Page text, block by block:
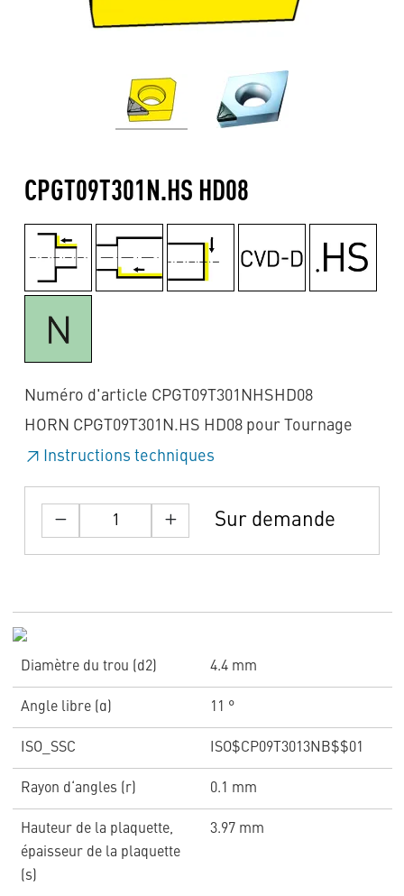
CPGT09T301N.HS HD08
Numéro d'article CPGT09T301NHSHD08
HORN CPGT09T301N.HS HD08 pour Tournage
Instructions techniques
Sur demande
Diamètre du trou (d2) 4.4 mm
Angle libre (α) 11 °
ISO_SSC ISO$CP09T3013NB$$01
Rayon d‘angles (r) 0.1 mm
Hauteur de la plaquette,
épaisseur de la plaquette
(s)
3.97 mm